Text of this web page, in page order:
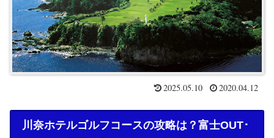
2025.05.10 2020.04.12
川奈ホテルゴルフコースの攻略は？富士OUT･